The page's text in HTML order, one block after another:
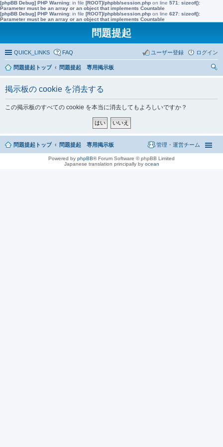
[phpBB Debug] PHP Warning: in file [ROOT]/phpbb/session.php on line 571 : sizeof():
Parameter must be an array or an object that implements Countable
[phpBB Debug] PHP Warning: in file [ROOT]/phpbb/session.php on line 627: sizeof():
Parameter must be an array or an object that implements Countable
問題提起
QUICK_LINKS FAQ ログイン
ユーザー登録
問題提起トップ
問題提起 専用掲示板
掲示板の cookie を消去する
この掲示板のすべての cookie を本当に消去してもよろしいですか？
問題提起トップ 問題提起 専用掲示板 管理・運営チーム
Powered by phpBB® Forum Software © phpBB Limited
Japanese translation principally by ocean